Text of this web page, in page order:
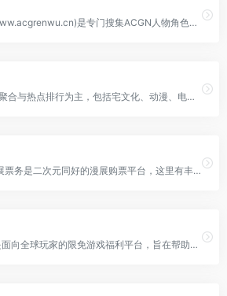
ACGN人物网(www.acgrenwu.cn)是专门搜集ACGN人物角色简介,图片资料,二次元人物角色百科,声优介绍,ACGN资讯等二次元相关的综合性资源网站,致力为所有热爱ACG文化的朋友带来更优质的内容体验！
卡卡洛普以新闻聚合与热点排行为主，包括宅文化、动漫、电影、游戏、娱乐八卦等的最新资讯、娱乐内容，提供快速浏览与热点追踪的功能。
bilibili会员购漫展票务是二次元同好的漫展购票平台，这里有丰富的线下活动等你发现，还等什么快买票和小伙伴们面基say hi～
GamerPower 是面向全球玩家的限免游戏福利平台，旨在帮助玩家快速发现、追踪并领取各类游戏赠品。网站聚合了来自官方发行商、开发商以及主流平台（如 Steam、Epic Games Store、GOG、itch.io、PlayStation、Xbox 等）的合法抽奖、免费游戏、Beta 码、游戏内道具和虚拟货币等资源，用户只需登录即可一键领取，避免错过任何免费福利。此外，GamerPower 还提供历史记录功能，统计用户累计节省的金额，并持续推出新功能以提升玩家的免费获取体验。